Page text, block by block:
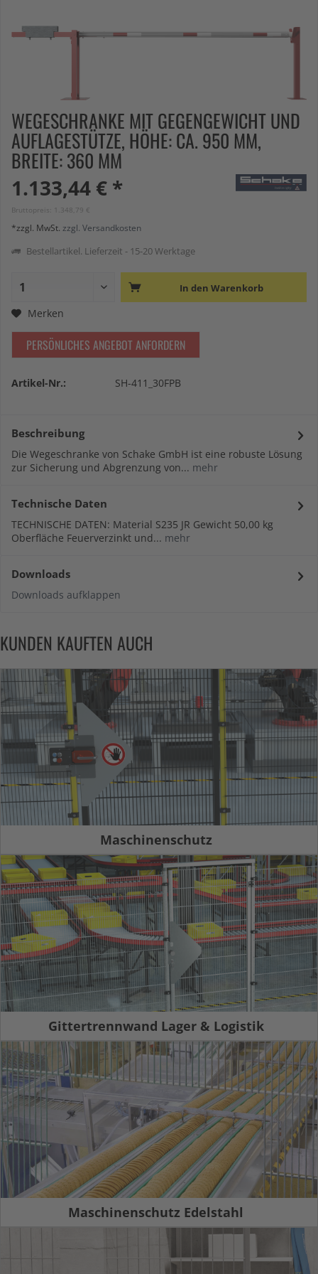
WEGESCHRANKE MIT GEGENGEWICHT UND
AUFLAGESTÜTZE, HÖHE: CA. 950 MM,
BREITE: 360 MM
1.133,44 € *
Bruttopreis: 1.348,79 €
*zzgl. MwSt. zzgl. Versandkosten
Bestellartikel. Lieferzeit - 15-20 Werktage
In den Warenkorb
Merken
PERSÖNLICHES ANGEBOT ANFORDERN
Artikel-Nr.: SH-411_30FPB
Beschreibung
Die Wegeschranke von Schake GmbH ist eine robuste Lösung
zur Sicherung und Abgrenzung von... mehr
Technische Daten
TECHNISCHE DATEN: Material S235 JR Gewicht 50,00 kg
Oberfläche Feuerverzinkt und... mehr
Downloads
Downloads aufklappen
KUNDEN KAUFTEN AUCH
Maschinenschutz
Gittertrennwand Lager & Logistik
Maschinenschutz Edelstahl